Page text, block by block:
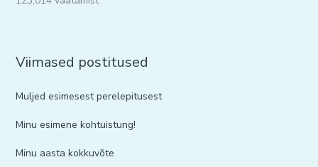
Viimased postitused
Muljed esimesest perelepitusest
Minu esimene kohtuistung!
Minu aasta kokkuvõte